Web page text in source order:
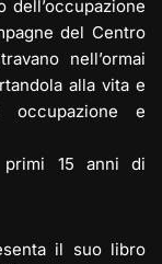
del Centro
nell’ormai
alla vita e
occupazione e
primi 15 anni di
il suo libro